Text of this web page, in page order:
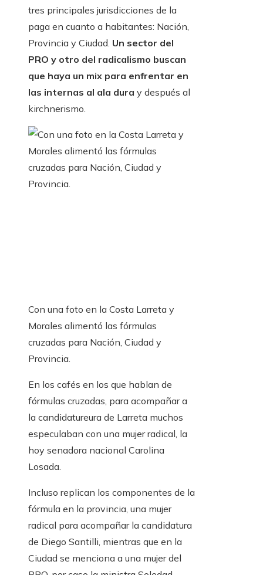
tres principales jurisdicciones de la
paga en cuanto a habitantes: Nación,
Provincia y Ciudad. Un sector del
PRO y otro del radicalismo buscan
que haya un mix para enfrentar en
las internas al ala dura y después al
kirchnerismo.
Con una foto en la Costa Larreta y
Morales alimentó las fórmulas
cruzadas para Nación, Ciudad y
Provincia.
En los cafés en los que hablan de
fórmulas cruzadas, para acompañar a
la candidatureura de Larreta muchos
especulaban con una mujer radical, la
hoy senadora nacional Carolina
Losada.
Incluso replican los componentes de la
fórmula en la provincia, una mujer
radical para acompañar la candidatura
de Diego Santilli, mientras que en la
Ciudad se menciona a una mujer del